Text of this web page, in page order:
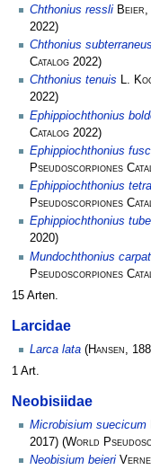
Chthonius ressli Beier,
2022)
Chthonius subterraneus
Catalog 2022)
Chthonius tenuis L.
2022)
Ephippiochthonius
Catalog 2022)
Ephippiochthonius
Pseudoscorpiones
Ephippiochthonius
Pseudoscorpiones
Ephippiochthonius
2020)
Mundochthonius
Pseudoscorpiones
15 Arten.
Larcidae
Larca lata (Hansen,
1 Art.
Neobisiidae
Microbisium suecicum
2017) (World
Neobisium beieri